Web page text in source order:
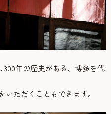
300年の歴史がある、博多を代
ただくこともできます。